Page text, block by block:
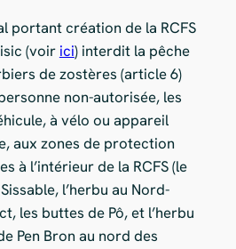
portant création de la RCFS
(voir ici) interdit la pêche
de zostères (article 6)
non-autorisée, les
à vélo ou appareil
aux zones de protection
à l’intérieur de la RCFS (le
l’herbu au Nord-
les buttes de Pô, et l’herbu
Pen Bron au nord des